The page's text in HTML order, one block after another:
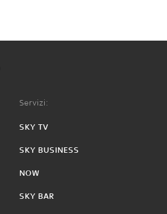
Servizi:
SKY TV
SKY BUSINESS
NOW
SKY BAR